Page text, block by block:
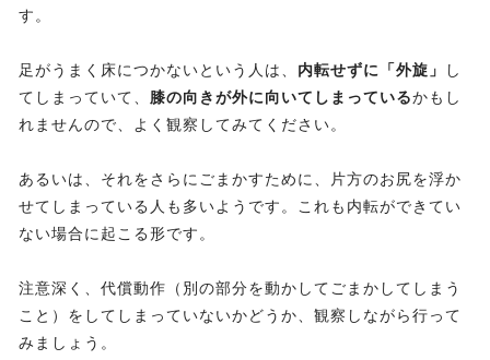
す。
足がうまく床につかないという人は、 内転せずに「外旋」
し
てしまっていて、 膝の向きが外に向いてしまっているかもし
れませんので、よく観察してみてください。
あるいは、それをさらにごまかすために、片方のお尻を浮か
せてしまっている人も多いようです。これも内転ができてい
ない場合に起こる形です。
注意深く、代償動作（別の部分を動かしてごまかしてしまう
こと）をしてしまっていないかどうか、観察しながら行って
みましょう。